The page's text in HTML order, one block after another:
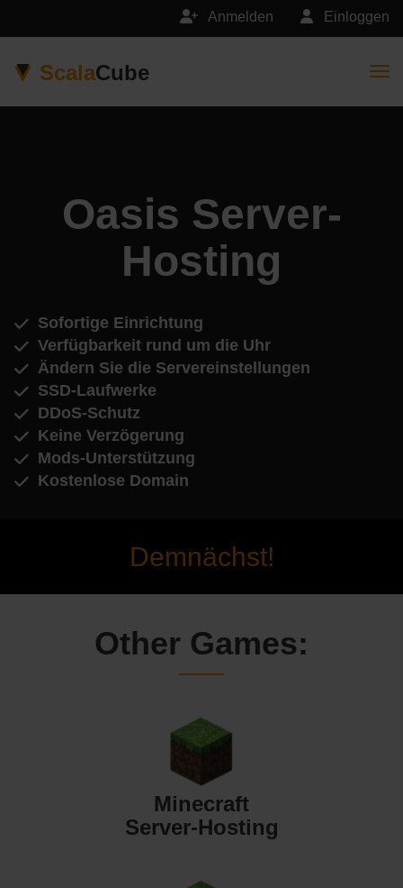
Einloggen
Anmelden
ScalaCube
Oasis Server-
Hosting
Sofortige Einrichtung
Verfügbarkeit rund um die Uhr
Ändern Sie die Servereinstellungen
SSD-Laufwerke
DDoS-Schutz
Keine Verzögerung
Mods-Unterstützung
Kostenlose Domain
Demnächst!
Other Games:
Minecraft
Server-Hosting